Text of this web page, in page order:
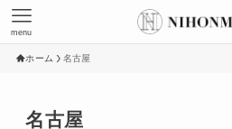
menu
ホーム 名古屋
名古屋